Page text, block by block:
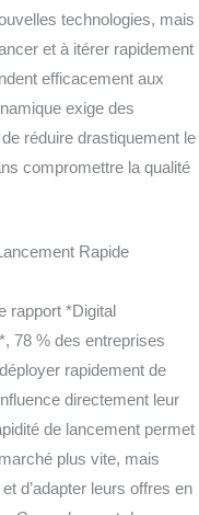
technologies, mais
et à itérer rapidement
efficacement aux
exige des
réduire drastiquement le
compromettre la qualité
Rapide
rapport *Digital
78 % des entreprises
rapidement de
directement leur
de lancement permet
plus vite, mais
d’adapter leurs offres en